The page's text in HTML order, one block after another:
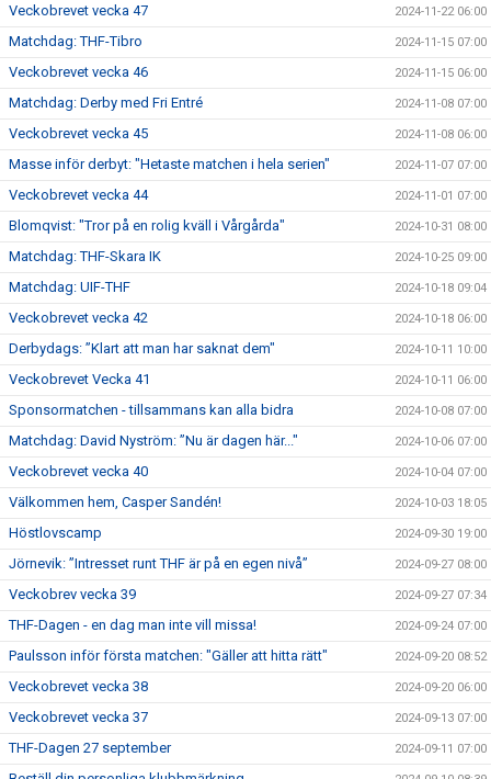
Veckobrevet vecka 47 2024-11-22 06:00
Matchdag: THF-Tibro 2024-11-15 07:00
Veckobrevet vecka 46 2024-11-15 06:00
Matchdag: Derby med Fri Entré 2024-11-08 07:00
Veckobrevet vecka 45 2024-11-08 06:00
Masse inför derbyt: "Hetaste matchen i hela serien" 2024-11-07 07:00
Veckobrevet vecka 44 2024-11-01 07:00
Blomqvist: "Tror på en rolig kväll i Vårgårda" 2024-10-31 08:00
Matchdag: THF-Skara IK 2024-10-25 09:00
Matchdag: UIF-THF 2024-10-18 09:04
Veckobrevet vecka 42 2024-10-18 06:00
Derbydags: ”Klart att man har saknat dem" 2024-10-11 10:00
Veckobrevet Vecka 41 2024-10-11 06:00
Sponsormatchen - tillsammans kan alla bidra 2024-10-08 07:00
Matchdag: David Nyström: ”Nu är dagen här..." 2024-10-06 07:00
Veckobrevet vecka 40 2024-10-04 07:00
Välkommen hem, Casper Sandén! 2024-10-03 18:05
Höstlovscamp 2024-09-30 19:00
Jörnevik: ”Intresset runt THF är på en egen nivå” 2024-09-27 08:00
Veckobrev vecka 39 2024-09-27 07:34
THF-Dagen - en dag man inte vill missa! 2024-09-24 07:00
Paulsson inför första matchen: "Gäller att hitta rätt" 2024-09-20 08:52
Veckobrevet vecka 38 2024-09-20 06:00
Veckobrevet vecka 37 2024-09-13 07:00
THF-Dagen 27 september 2024-09-11 07:00